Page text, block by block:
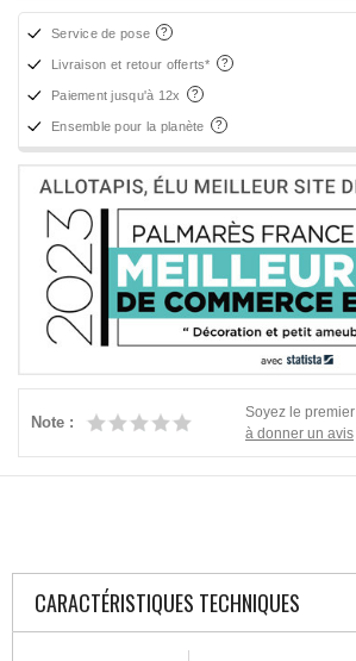
Service de pose
Livraison et retour offerts*
Paiement jusqu'à 12x
Ensemble pour la planète
Note :
Soyez le premier
à donner un avis
CARACTÉRISTIQUES TECHNIQUES